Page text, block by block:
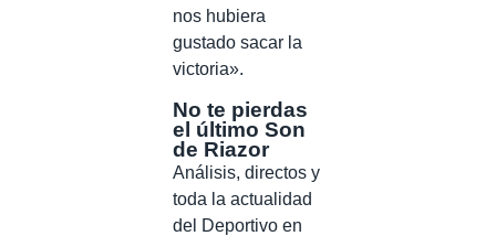
nos hubiera
gustado sacar la
victoria».
No te pierdas
el último Son
de Riazor
Análisis, directos y
toda la actualidad
del Deportivo en